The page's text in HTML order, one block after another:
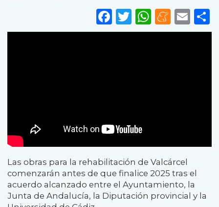
Facebook
Twitter
Las obras para la rehabilitación de Valcárcel
comenzarán antes de que finalice 2025 tras el
acuerdo alcanzado entre el Ayuntamiento, la
Junta de Andalucía, la Diputación provincial y la